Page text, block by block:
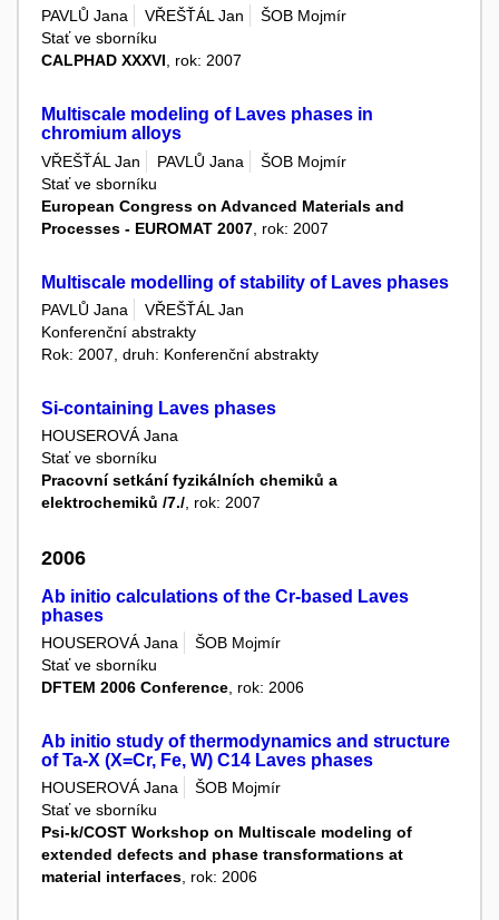
PAVLŮ Jana VŘEŠŤÁL Jan
ŠOB Mojmír
Stať ve sborníku
CALPHAD XXXVI, rok: 2007
Multiscale modeling of Laves phases in
chromium alloys
VŘEŠŤÁL Jan PAVLŮ Jana
ŠOB Mojmír
Stať ve sborníku
European Congress on Advanced Materials and
Processes - EUROMAT 2007 , rok: 2007
Multiscale modelling of stability of Laves phases
PAVLŮ Jana
VŘEŠŤÁL Jan
Konferenční abstrakty
Rok: 2007, druh: Konferenční abstrakty
Si-containing Laves phases
HOUSEROVÁ Jana
Stať ve sborníku
Pracovní setkání fyzikálních chemiků a
elektrochemiků /7./, rok: 2007
2006
Ab initio calculations of the Cr-based Laves
phases
HOUSEROVÁ Jana
ŠOB Mojmír
Stať ve sborníku
DFTEM 2006 Conference , rok: 2006
Ab initio study of thermodynamics and structure
of Ta-X (X=Cr, Fe, W) C14 Laves phases
HOUSEROVÁ Jana
ŠOB Mojmír
Stať ve sborníku
Psi-k/COST Workshop on Multiscale modeling of
extended defects and phase transformations at
material interfaces, rok: 2006